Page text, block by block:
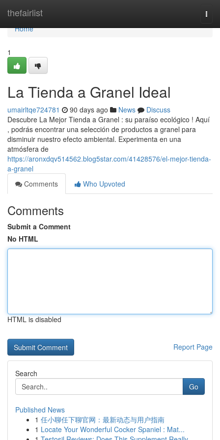
thefairlist
Home
Home
1
La Tienda a Granel Ideal
umairltqe724781 90 days ago News
Discuss
Descubre La Mejor Tienda a Granel : su paraíso ecológico ! Aquí
, podrás encontrar una selección de productos a granel para
disminuir nuestro efecto ambiental. Experimenta en una
atmósfera de
https://aronxdqv514562.blog5star.com/41428576/el-mejor-tienda-
a-granel
Comments
Who Upvoted
Comments
Submit a Comment
No HTML
HTML is disabled
Report Page
Search
Go
Published News
1 任小聊任下聊官网：最新动态与用户指南
1 Locate Your Wonderful Cocker Spaniel : Mat...